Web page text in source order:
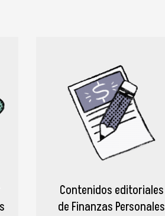
Contenidos editoriales
de Finanzas Personales